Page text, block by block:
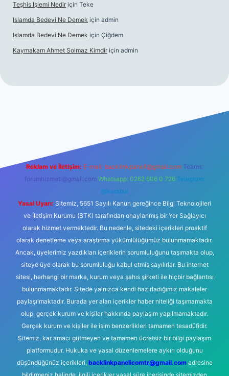
Teşhis Işlemi Nedir için Teke
Islamda Bedevi Ne Demek için admin
Islamda Bedevi Ne Demek için Çiğdem
Kaymakam Ahmet Solmaz Kimdir için admin
Reklam ve İletişim: E-mail: backlinkpaneli@gmail.com Teams:
forumhizmeti@gmail.com Whatsapp: 0262 606 0 726 Telegram:
@karabul
Yasal Uyarı: Sitemiz, 5651 Sayılı Kanun gereğince Bilgi Teknolojileri
ve İletişim Kurumu (BTK) tarafından onaylanmış bir Yer Sağlayıcı
olarak hizmet vermektedir. Bu nedenle, sitedeki içerikleri proaktif
olarak denetleme veya araştırma yükümlülüğümüz bulunmamaktadır.
Ancak, üyelerimiz yazdıkları içeriklerin sorumluluğunu taşımakta olup,
siteye üye olarak bu sorumluluğu kabul etmiş sayılırlar. Bu internet
sitesi, herhangi bir marka, kurum veya şahıs şirketi ile hiçbir bağlantısı
bulunmamaktadır. Sitede yalnızca kendi hazırladığımız makaleler
paylaşılmaktadır. Burada yer alan içerikler haber niteliği taşımamakta
olup, gerçek kurum ve kişiler hakkında paylaşım yapılmamaktadır.
Gerçek kurum ve kişiler ile isim benzerlikleri tamamen tesadüfidir.
Sitemiz, kar amacı gütmeyen ve tamamen ücretsiz bir bilgi paylaşım
platformudur. Hukuka ve yasal düzenlemelere aykırı olduğunu
düşündüğünüz içerikleri, backlinkpanelicomtr@gmail.comadresine